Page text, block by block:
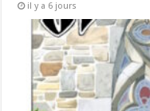
il y a 6 jours